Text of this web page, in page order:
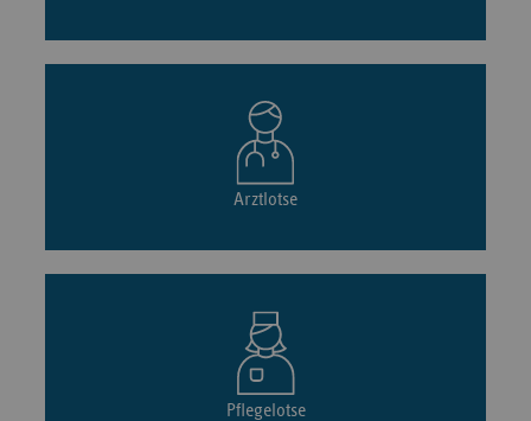
Arztlotse
Pflegelotse